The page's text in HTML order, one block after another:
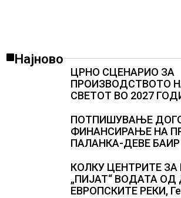
Најново
ЦРНО СЦЕНАРИО ЗА
ПРОИЗВОДСТВОТО
СВЕТОТ ВО 2027
милиони луѓе во
ПОТПИШУВАЊЕ
ФИНАНСИРАЊЕ НА
ПАЛАНКА-ДЕВЕ БАИР
КОЛКУ ЦЕНТРИТЕ
„ПИЈАТ“ ВОДАТА
ЕВРОПСКИТЕ РЕКИ,